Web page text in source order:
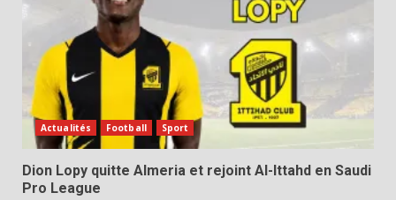
Actualités Football Sport
Dion Lopy quitte Almeria et rejoint Al-Ittahd en Saudi
Pro League